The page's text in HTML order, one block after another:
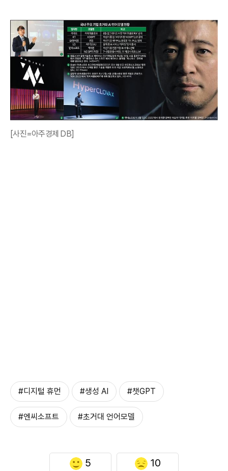
[사진=아주경제 DB]
#디지털 휴먼 #생성 AI #챗GPT
#엔씨소프트 #초거대 언어모델
5 10